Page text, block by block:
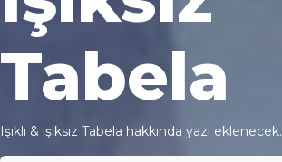
Tabela
Işıklı & ışıksız Tabela hakkında yazı eklenecek.